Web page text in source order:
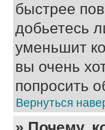
быстрее
добьетесь
уменьшит
вы очень
попросить
Вернуться